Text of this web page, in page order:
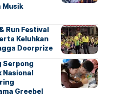
Musik
Run Festival
Keluhkan
Doorprize
Serpong
Nasional
Greebel